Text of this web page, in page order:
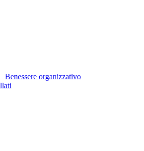
Benessere organizzativo